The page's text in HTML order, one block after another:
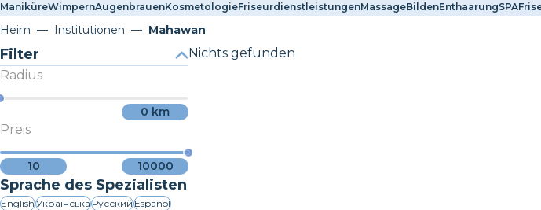
ManiküreWimpernAugenbrauenKosmetologieFriseurdienstleistungenMassageBildenEnthaarungSPA
Heim Institutionen Mahawan
Filter
Radius
0 km
Preis
10 10000
Sprache des Spezialisten
EnglishУкраїнськаРусскийEspañol
Nichts gefunden